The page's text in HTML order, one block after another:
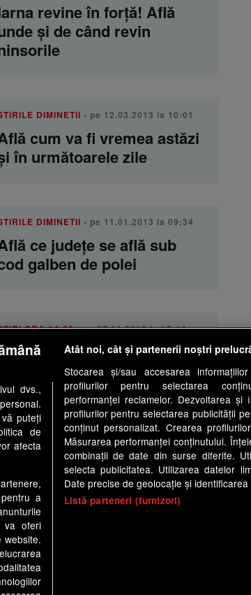
revine în forţă! Află
şi de când revin
DIMINETII • pe 12.03.2013 la 10:01
cum va fi vremea astăzi
în următoarele zile
DIMINETII • pe 11.01.2013 la 09:34
ce judeţe se află sub
galben de polei
ORA 14:00• pe 07.01.2013 la 17:14
gerul! Află prognoza
pentru 7-9 ianuarie
Antena Group - Date Companie
pe Lajumate.ro
dvs.,
puteți
de
afecta
a
va oferi
website.
Atât noi, cât și partenerii noștri
Stocarea și/sau accesarea
profilurilor pentru selectarea
performanței reclamelor. Dezvoltarea și
profilurilor pentru selectarea publicității
conținut personalizat. Crearea
Măsurarea performanței conținutului.
combinații de date din surse diferite.
selecta publicitatea. Utilizarea datelor
Date precise de geolocație și
Listă parteneri (furnizori)